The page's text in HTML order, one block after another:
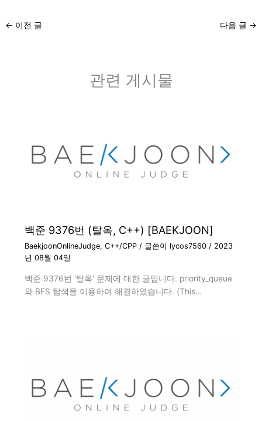
← 이전 글 다음 글 →
관련 게시물
백준 9376번 (탈옥, C++) [BAEKJOON]
BaekjoonOnlineJudge, C++/CPP/ 글쓴이 lycos7560 / 2023
년 08월 04일
백준 9376번 '탈옥' 문제에 대한 글입니다. priority_queue
와 BFS 탐색을 이용하여 해결하였습니다. (This…